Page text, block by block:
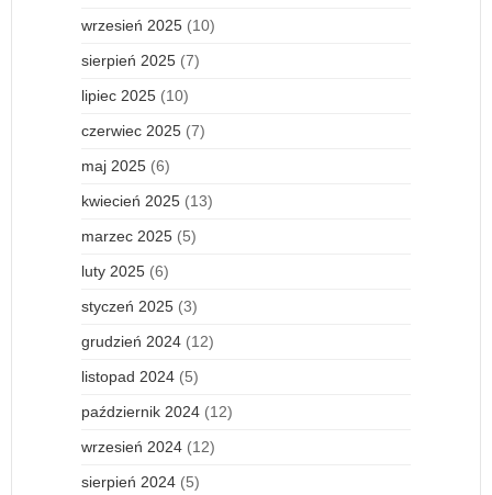
wrzesień 2025 (10)
sierpień 2025 (7)
lipiec 2025 (10)
czerwiec 2025 (7)
maj 2025 (6)
kwiecień 2025 (13)
marzec 2025 (5)
luty 2025 (6)
styczeń 2025 (3)
grudzień 2024 (12)
listopad 2024 (5)
październik 2024 (12)
wrzesień 2024 (12)
sierpień 2024 (5)